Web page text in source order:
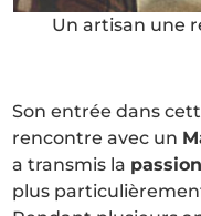
Un artisan une
Son entrée dans
rencontre avec un
a transmis la
plus